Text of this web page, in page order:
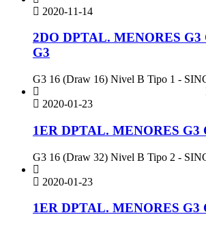
2020-11-14
2DO DPTAL. MENORES G3
G3
G3 16 (Draw 16) Nivel B Tipo 1 -
2020-01-23
1ER DPTAL. MENORES G3
G3 16 (Draw 32) Nivel B Tipo 2 -
2020-01-23
1ER DPTAL. MENORES G3